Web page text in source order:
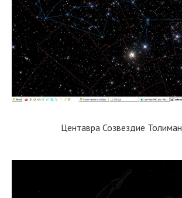
Центавра Созвездие Толиман